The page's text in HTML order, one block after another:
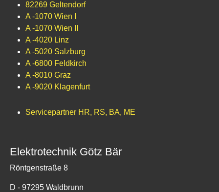
82269 Geltendorf
A -1070 Wien I
A -1070 Wien II
A -4020 Linz
A -5020 Salzburg
A -6800 Feldkirch
A -8010 Graz
A -9020 Klagenfurt
Servicepartner HR, RS, BA, ME
Elektrotechnik Götz Bär
Röntgenstraße 8
D - 97295 Waldbrunn